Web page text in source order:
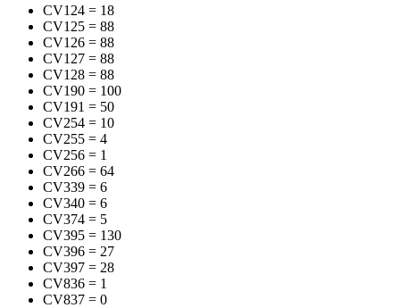
CV124 = 18
CV125 = 88
CV126 = 88
CV127 = 88
CV128 = 88
CV190 = 100
CV191 = 50
CV254 = 10
CV255 = 4
CV256 = 1
CV266 = 64
CV339 = 6
CV340 = 6
CV374 = 5
CV395 = 130
CV396 = 27
CV397 = 28
CV836 = 1
CV837 = 0